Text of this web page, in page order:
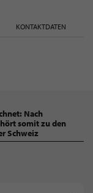
KONTAKTDATEN
Nach
somit zu den
Schweiz